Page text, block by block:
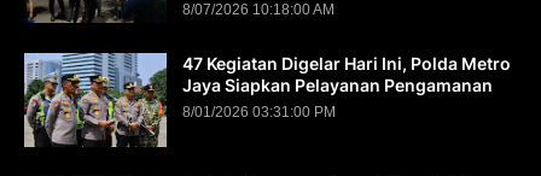
8/07/2026 10:18:00 AM
47 Kegiatan Digelar Hari Ini, Polda Metro
Jaya Siapkan Pelayanan Pengamanan
8/01/2026 03:31:00 PM